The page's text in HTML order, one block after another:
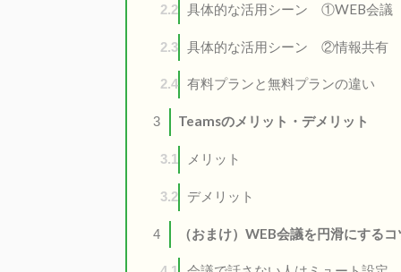
2.2 具体的な活用シーン ①WEB会議
2.3 具体的な活用シーン ②情報共有
2.4 有料プランと無料プランの違い
3 Teamsのメリット・デメリット
3.1 メリット
3.2 デメリット
4 （おまけ）WEB会議を円滑にするコ